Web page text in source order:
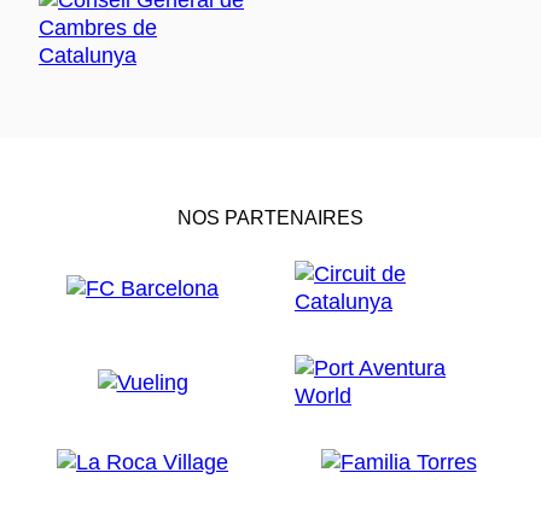
NOS PARTENAIRES